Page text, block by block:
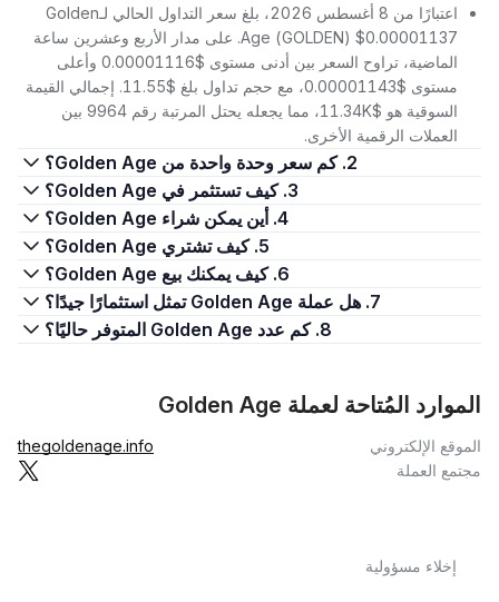
اعتبارًا من 8 أغسطس 2026، بلغ سعر التداول الحالي لـGolden
Age (GOLDEN) $0.00001137. على مدار الأربع وعشرين ساعة
الماضية، تراوح السعر بين أدنى مستوى $0.00001116 وأعلى
مستوى $0.00001143، مع حجم تداول بلغ $11.55. إجمالي القيمة
السوقية هو $11.34K، مما يجعله يحتل المرتبة رقم 9964 بين
العملات الرقمية الأخرى.
2. كم سعر وحدة واحدة من Golden Age؟
3. كيف تستثمر في Golden Age؟
4. أين يمكن شراء Golden Age؟
5. كيف تشتري Golden Age؟
6. كيف يمكنك بيع Golden Age؟
7. هل عملة Golden Age تمثل استثمارًا جيدًا؟
8. كم عدد Golden Age المتوفر حاليًا؟
الموارد المُتاحة لعملة Golden Age
الموقع الإلكتروني
thegoldenage.info
مجتمع العملة
إخلاء مسؤولية